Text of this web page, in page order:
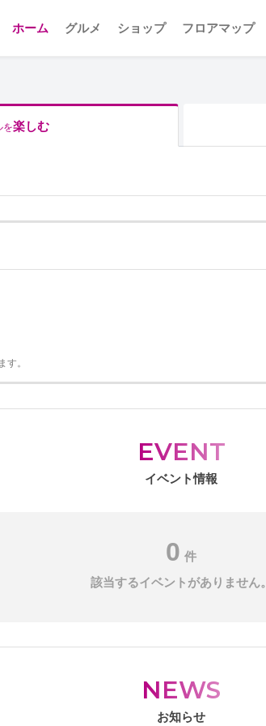
ホーム グルメ ショップ フロアマップ
を楽しむ
。
EVENT
イベント情報
0 件
該当するイベントがありません。
NEWS
お知らせ